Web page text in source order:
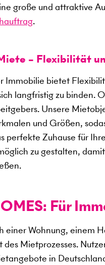
große und attraktive
.
– Flexibilität
Immobilie bietet
langfristig zu binden.
Unsere
und Größen,
perfekte Zuhause für
zu gestalten,
Für
einer Wohnung, einem
des Mietprozesses.
in